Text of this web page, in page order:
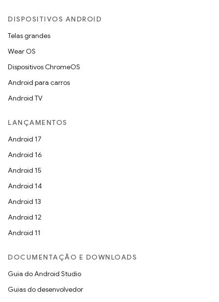
DISPOSITIVOS ANDROID
Telas grandes
Wear OS
Dispositivos ChromeOS
Android para carros
Android TV
LANÇAMENTOS
Android 17
Android 16
Android 15
Android 14
Android 13
Android 12
Android 11
DOCUMENTAÇÃO E DOWNLOADS
Guia do Android Studio
Guias do desenvolvedor